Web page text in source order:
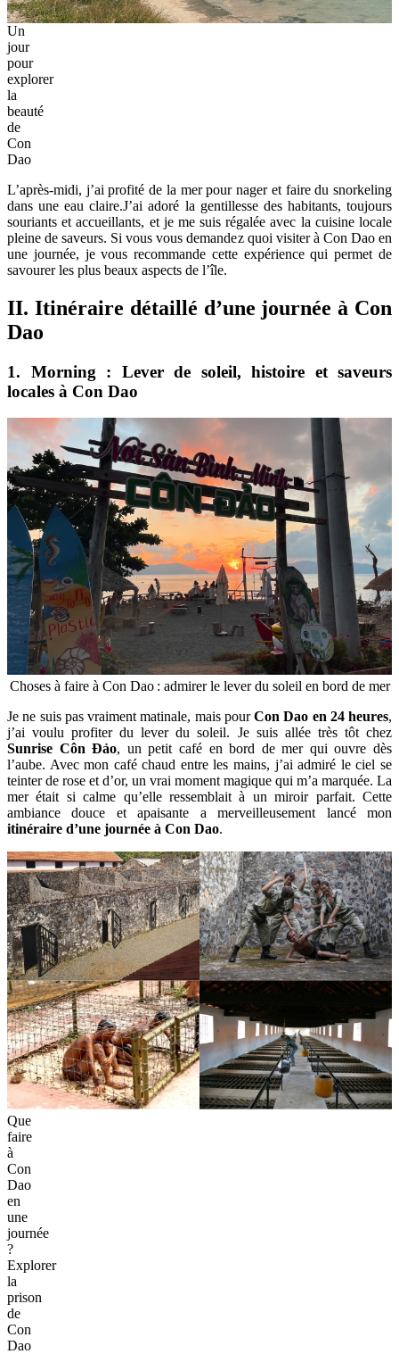
Un
jour
pour
explorer
la
beauté
de
Con
Dao
L’après-midi, j’ai profité de la mer pour nager et faire du snorkeling
dans une eau claire.J’ai adoré la gentillesse des habitants, toujours
souriants et accueillants, et je me suis régalée avec la cuisine locale
pleine de saveurs. Si vous vous demandez quoi visiter à Con Dao en
une journée, je vous recommande cette expérience qui permet de
savourer les plus beaux aspects de l’île.
II. Itinéraire détaillé d’une journée à Con
Dao
1. Morning : Lever de soleil, histoire et saveurs
locales à Con Dao
Choses à faire à Con Dao : admirer le lever du soleil en bord de mer
Je ne suis pas vraiment matinale, mais pourCon Dao en 24 heures,
j’ai voulu profiter du lever du soleil. Je suis allée très tôt chez
Sunrise Côn Đảo, un petit café en bord de mer qui ouvre dès
l’aube. Avec mon café chaud entre les mains, j’ai admiré le ciel se
teinter de rose et d’or, un vrai moment magique qui m’a marquée. La
mer était si calme qu’elle ressemblait à un miroir parfait. Cette
ambiance douce et apaisante a merveilleusement lancé mon
itinéraire d’une journée à Con Dao.
Que
faire
à
Con
Dao
en
une
journée
?
Explorer
la
prison
de
Con
Dao